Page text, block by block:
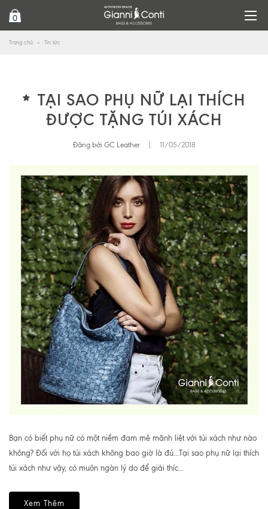
0
Trang chủ Tin tức
TẠI SAO PHỤ NỮ LẠI THÍCH
ĐƯỢC TẶNG TÚI XÁCH
Đăng bởi GC Leather 11/05/2018
Bạn có biết phụ nữ có một niềm đam mê mãnh liệt với túi xách như nào
không? Đối với họ túi xách không bao giờ là đủ...Tại sao phụ nữ lại thích
túi xách như vậy, có muôn ngàn lý do để giải thíc...
Xem Thêm